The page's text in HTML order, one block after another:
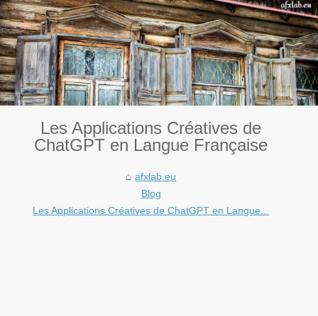
Les Applications Créatives de
ChatGPT en Langue Française
afxlab.eu
Blog
Les Applications Créatives de ChatGPT en Langue...